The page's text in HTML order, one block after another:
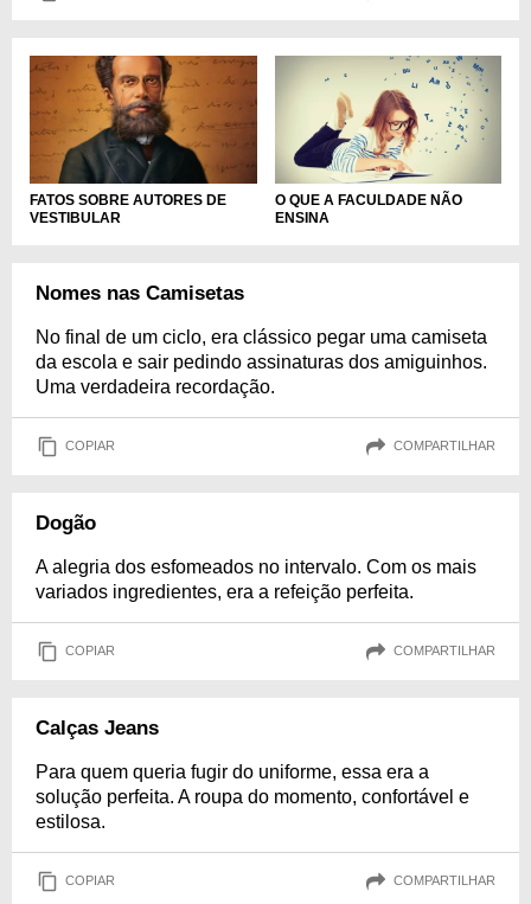
FATOS SOBRE AUTORES DE
VESTIBULAR
O QUE A FACULDADE NÃO
ENSINA
Nomes nas Camisetas
No final de um ciclo, era clássico pegar uma camiseta
da escola e sair pedindo assinaturas dos amiguinhos.
Uma verdadeira recordação.
COPIAR COMPARTILHAR
Dogão
A alegria dos esfomeados no intervalo. Com os mais
variados ingredientes, era a refeição perfeita.
COPIAR COMPARTILHAR
Calças Jeans
Para quem queria fugir do uniforme, essa era a
solução perfeita. A roupa do momento, confortável e
estilosa.
COPIAR COMPARTILHAR